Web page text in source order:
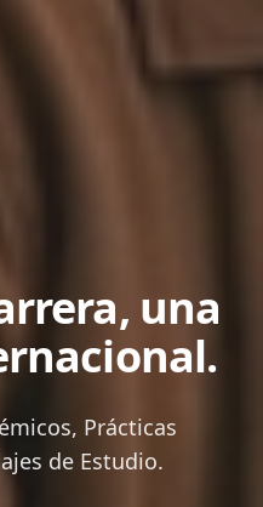
una
Prácticas
de Estudio.